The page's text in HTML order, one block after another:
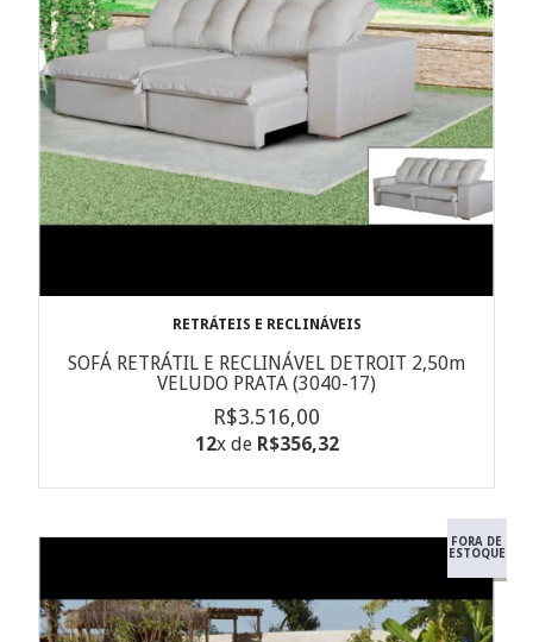
RETRÁTEIS E RECLINÁVEIS
SOFÁ RETRÁTIL E RECLINÁVEL DETROIT 2,50m
VELUDO PRATA (3040-17)
R$3.516,00
12x de R$356,32
FORA DE
ESTOQUE